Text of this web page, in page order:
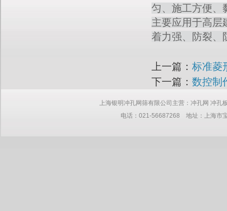
匀、施工方便、
主要应用于高层
着力强、防裂、
上一篇： 标准菱
下一篇： 数控制
上海银明冲孔网筛有限公司主营：冲孔网 冲
电话：021-56687268 地址：上海市